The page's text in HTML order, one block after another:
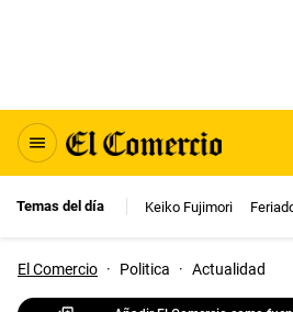
Temas del día Keiko Fujimori
El Comercio · Politica · Actualidad